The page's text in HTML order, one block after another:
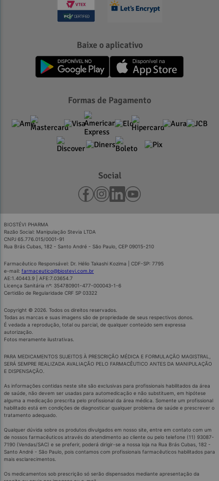
Baixe o aplicativo
Formas de Pagamento
Social
BIOSTÉVI PHARMA
Razão Social: Manipulação Stevia LTDA
CNPJ 65.776.015/0001-91
Rua Brás Cubas, 182 - Santo André - São Paulo, CEP 09015-210
Farmacêutico Responsável: Dr. Hélio Takashi Kozima | CDF-SP: 7795
e-mail: farmaceutico@biostevi.com.br
AE:1.40443.9 | AFE:7.03654.7
Licença Sanitária nº: 354780901-477-000043-1-6
Certidão de Regularidade CRF SP 03322
Copyright © 2026. Todos os direitos reservados.
Todas as marcas e suas imagens são de propriedade de seus respectivos donos.
É vedada a reprodução, total ou parcial, de qualquer conteúdo sem expressa
autorização.
Fotos meramente ilustrativas.
PARA MEDICAMENTOS SUJEITOS À PRESCRIÇÃO MÉDICA E FORMULAÇÃO MAGISTRAL,
SERÁ SEMPRE REALIZADA AVALIAÇÃO PELO FARMACÊUTICO ANTES DA MANIPULAÇÃO
E DISPENSAÇÃO.
As informações contidas neste site são exclusivas para profissionais habilitados da área
de saúde, não devem ser usadas para automedicação e não substituem, em hipótese
alguma a medicação prescrita pelo profissional da área médica. Somente um profissional
habilitado está em condições de diagnosticar qualquer problema de saúde e prescrever o
tratamento adequado.
Qualquer dúvida sobre os produtos divulgados em nosso site, entre em contato com um
de nossos farmacêuticos através do atendimento ao cliente ou pelo telefone (11) 93087-
7190 (Vendas/SAC) e se preferir, poderá dirigir-se a nossa loja na Rua Brás Cubas, 182 -
Santo André - São Paulo, pois contamos com profissionais farmacêuticos habilitados para
mais esclarecimentos.
Os medicamentos sob prescrição só serão dispensados mediante apresentação da